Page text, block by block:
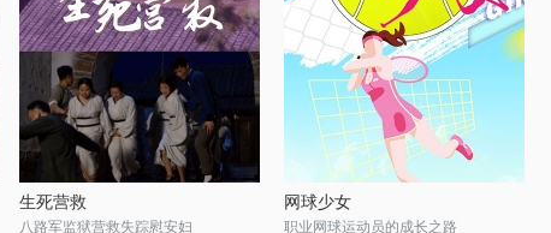
生死营救
八路军监狱营救失踪慰安妇
网球少女
职业网球运动员的成长之路